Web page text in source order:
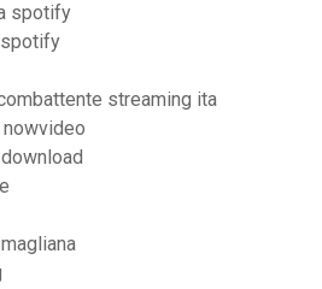
spotify
streaming ita